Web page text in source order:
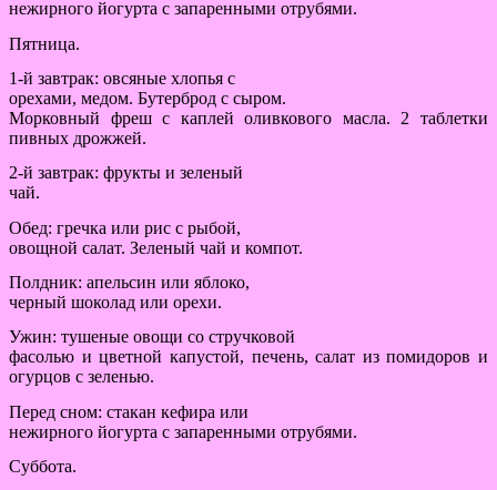
нежирного йогурта с запаренными отрубями.
Пятница.
1-й завтрак: овсяные хлопья с
орехами, медом. Бутерброд с сыром.
Морковный фреш с каплей оливкового масла. 2 таблетки
пивных дрожжей.
2-й завтрак: фрукты и зеленый
чай.
Обед: гречка или рис с рыбой,
овощной салат. Зеленый чай и компот.
Полдник: апельсин или яблоко,
черный шоколад или орехи.
Ужин: тушеные овощи со стручковой
фасолью и цветной капустой, печень, салат из помидоров и
огурцов с зеленью.
Перед сном: стакан кефира или
нежирного йогурта с запаренными отрубями.
Суббота.